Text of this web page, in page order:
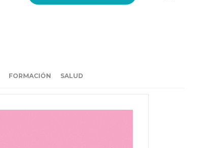
FORMACIÓN SALUD